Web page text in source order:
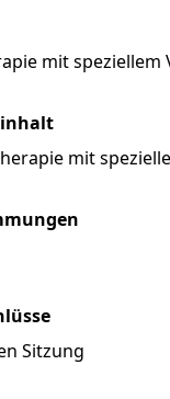
mitspeziellem
mit
Sitzung